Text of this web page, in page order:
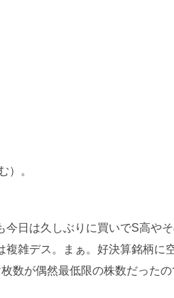
）。
日は久しぶりに買いでS高や
雑デス。まぁ。好決算銘柄に
数が偶然最低限の株数だった